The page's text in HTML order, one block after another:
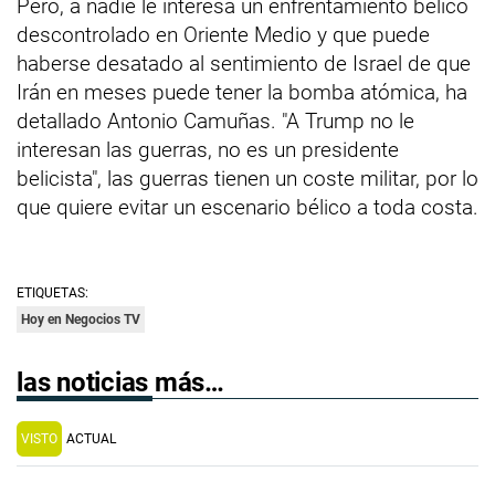
Pero, a nadie le interesa un enfrentamiento bélico
descontrolado en Oriente Medio y que puede
haberse desatado al sentimiento de Israel de que
Irán en meses puede tener la bomba atómica, ha
detallado Antonio Camuñas. "A Trump no le
interesan las guerras, no es un presidente
belicista", las guerras tienen un coste militar, por lo
que quiere evitar un escenario bélico a toda costa.
ETIQUETAS:
Hoy en Negocios TV
las noticias más…
VISTO ACTUAL